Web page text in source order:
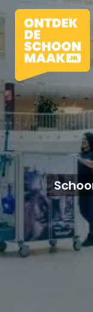
Vacatures
Beroepen
Opleidingen
Werkgevers